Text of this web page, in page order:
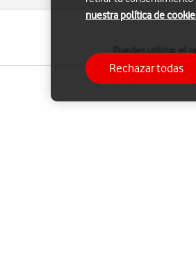
Puedes utilizar el
nuestra política de
Rechazar todas